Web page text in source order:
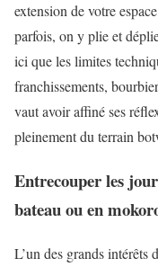
extension de votre
parfois, on y plie et
ici que les limites
franchissements,
vaut avoir affiné ses
pleinement du terrain
Entrecouper les
bateau ou en
L’un des grands intérêts